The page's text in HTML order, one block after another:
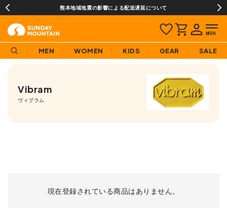
熊本地域地震の影響による配送遅延について
MEN WOMEN KIDS GEAR SALE
Vibram
ヴィブラム
現在登録されている商品はありません。